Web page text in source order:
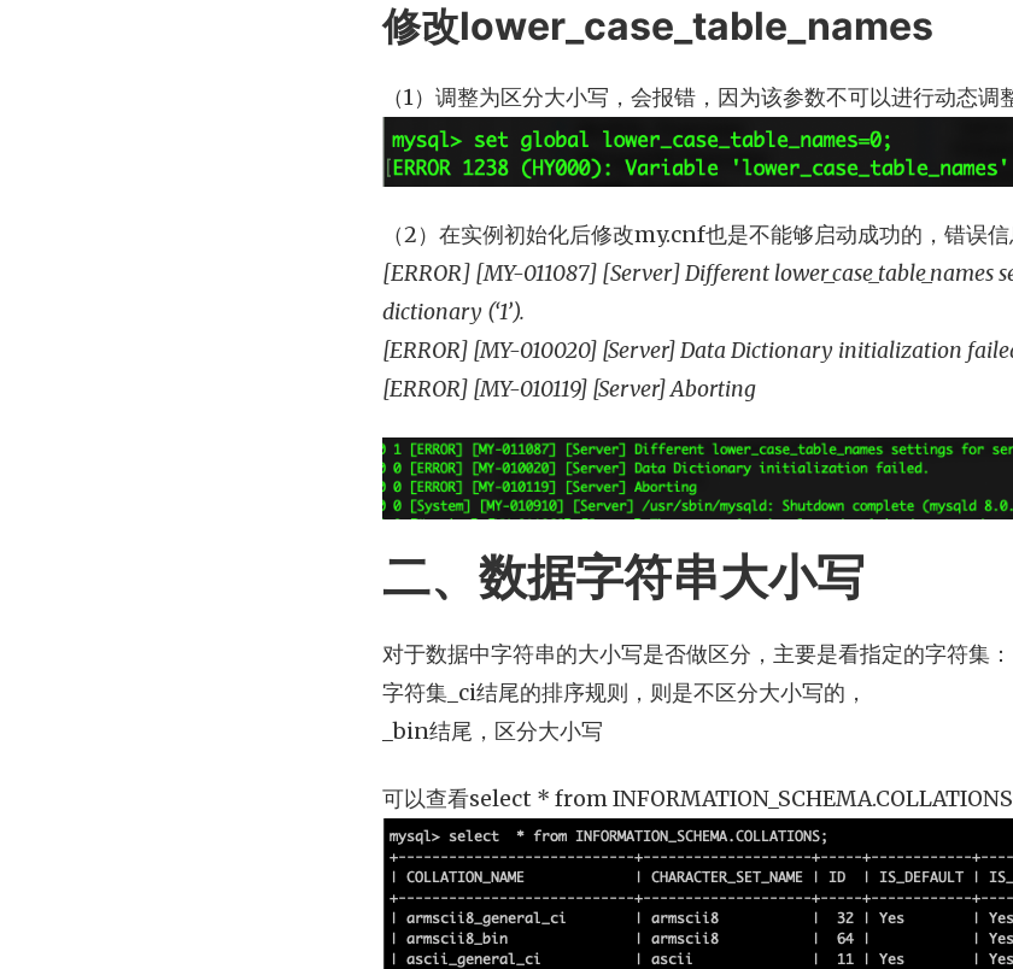
修改lower_case_table_names
（1）调整为区分大小写，会报错，因为该参数不可以进行动态调
（2）在实例初始化后修改my.cnf也是不能够启动成功的，错误信
[ERROR] [MY-011087] [Server] Different lower_case_table_names
dictionary (‘1’).
[ERROR] [MY-010020] [Server] Data Dictionary initialization
[ERROR] [MY-010119] [Server] Aborting
二、数据字符串大小写
对于数据中字符串的大小写是否做区分，主要是看指定的字符集：
字符集_ci结尾的排序规则，则是不区分大小写的，
_bin结尾，区分大小写
可以查看select * from